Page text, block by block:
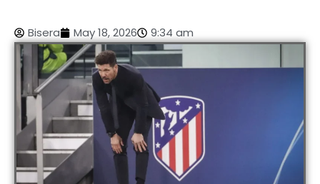
Bisera May 18, 2026 9:34 am